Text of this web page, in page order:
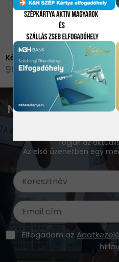
Kézmelegítő párna
990 Ft
Ne maradj le a
fogjuk az
Az első üzenetben egy
Elfogadom az